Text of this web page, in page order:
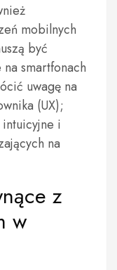
mobilnych
być
na smartfonach
uwagę na
(UX);
i
na
z
w